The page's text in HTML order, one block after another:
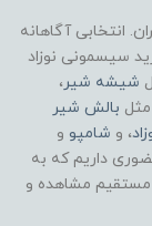
انتخابی آگاهانه
سیسمونی نوزاد
شیشه شیر،
مثل بالش شیر
، و شامپو و
داریم که به
مستقیم مشاهده و